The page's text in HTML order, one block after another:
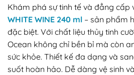
Khám phá sự tinh tế và đẳng cấp
WHITE WINE 240 ml – sản phẩm
đặc biệt. Với chất liệu thủy tinh
Ocean không chỉ bền bỉ mà còn
sức khỏe. Thiết kế đa dạng và
suốt hoàn hảo. Dễ dàng vệ sinh